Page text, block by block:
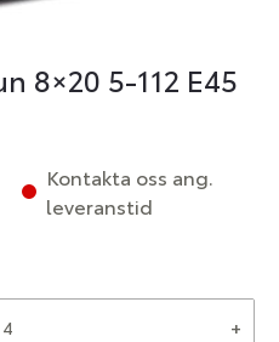
8×20 5-112 E45
Kontakta oss ang.
leveranstid
+